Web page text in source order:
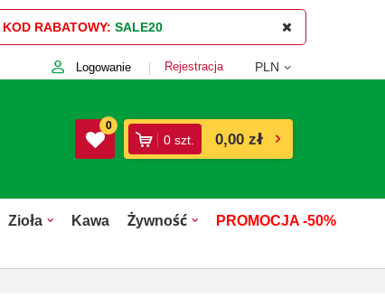
KOD RABATOWY: SALE20
Logowanie Rejestracja PLN
0
0 szt. 0,00 zł
Zioła Kawa Żywność
PROMOCJA -50%